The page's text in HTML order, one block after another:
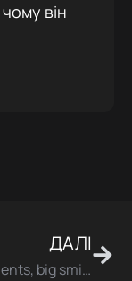
він
ДАЛІ
Little moments, big smiles